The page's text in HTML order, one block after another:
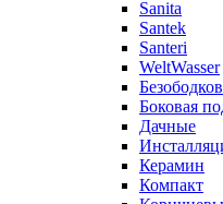
Sanita
Santek
Santeri
WeltWasser
Боковая
Дачные
Керамин
Компакт